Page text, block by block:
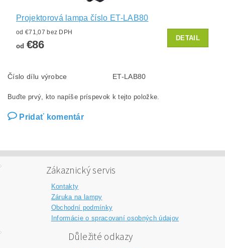
Projektorová lampa číslo ET-LAB80
od €71,07 bez DPH
od €86
DETAIL
Číslo dílu výrobce ET-LAB80
Buďte prvý, kto napíše príspevok k tejto položke.
Pridať komentár
Zákaznický servis
Kontakty
Záruka na lampy
Obchodní podmínky
Informácie o spracovaní osobných údajov
Důležité odkazy